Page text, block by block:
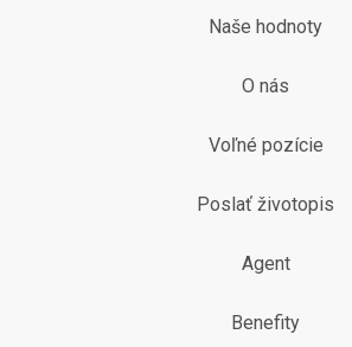
Naše hodnoty
O nás
Voľné pozície
Poslať životopis
Agent
Benefity